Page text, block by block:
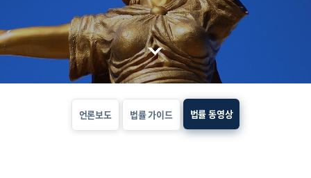
언론보도 법률 가이드 법률 동영상